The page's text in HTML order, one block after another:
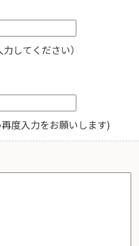
してください）
度入力をお願いします)